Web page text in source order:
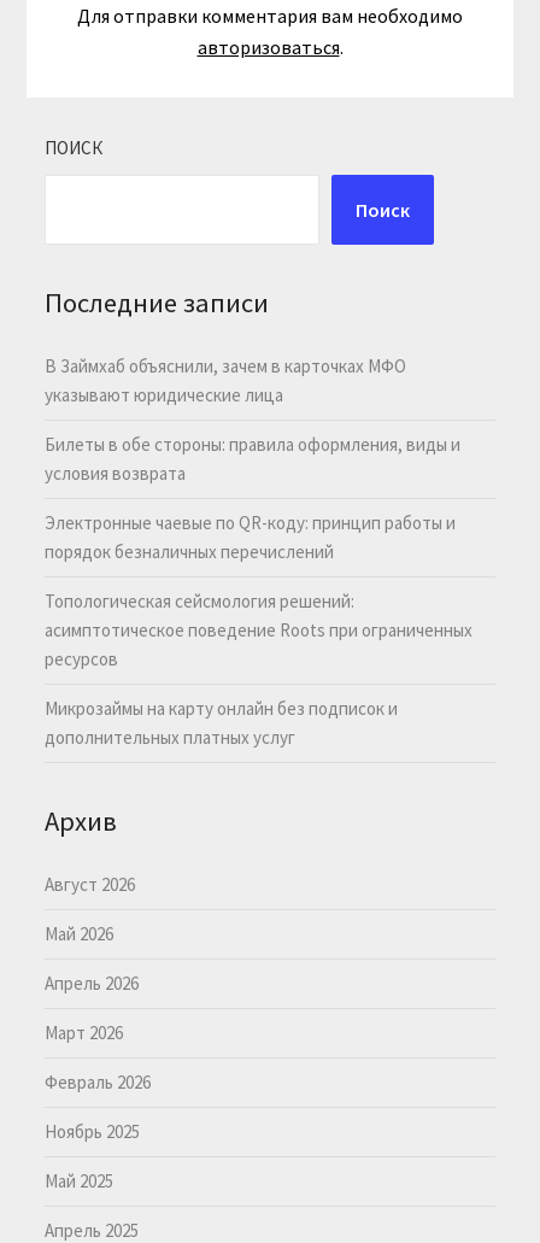
Для отправки комментария вам необходимо
авторизоваться.
ПОИСК
Поиск
Последние записи
В Займхаб объяснили, зачем в карточках МФО
указывают юридические лица
Билеты в обе стороны: правила оформления, виды и
условия возврата
Электронные чаевые по QR-коду: принцип работы и
порядок безналичных перечислений
Топологическая сейсмология решений:
асимптотическое поведение Roots при ограниченных
ресурсов
Микрозаймы на карту онлайн без подписок и
дополнительных платных услуг
Архив
Август 2026
Май 2026
Апрель 2026
Март 2026
Февраль 2026
Ноябрь 2025
Май 2025
Апрель 2025